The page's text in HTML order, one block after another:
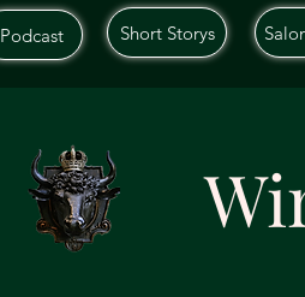
Podcast Short Storys